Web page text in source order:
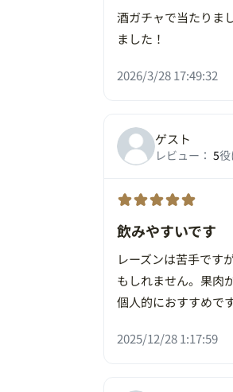
酒ガチャで当たりま
ました！
2026/3/28 17:49:32
ゲスト
レビュー： 5役
飲みやすいです
レーズンは苦手です
もしれません。果肉
個人的におすすめです
2025/12/28 1:17:59